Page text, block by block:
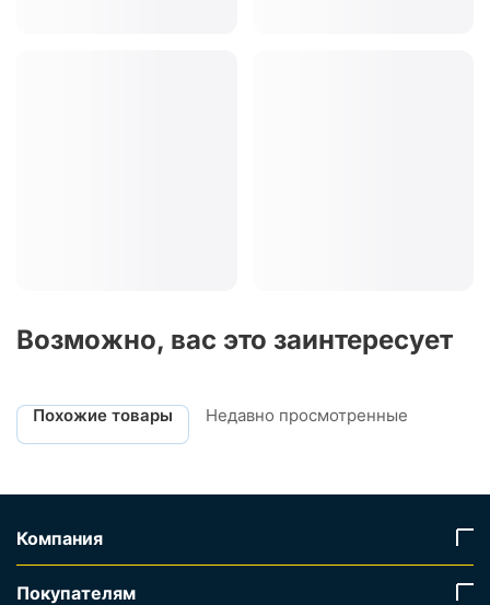
Возможно, вас это заинтересует
Похожие товары Недавно просмотренные
Компания
Покупателям